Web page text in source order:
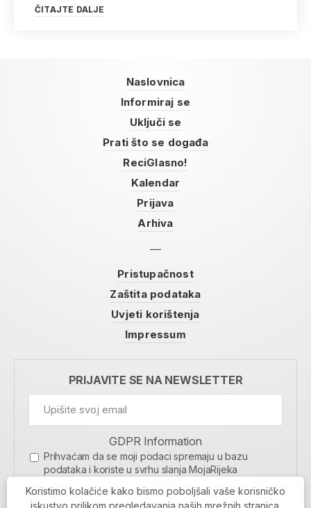
ČITAJTE DALJE
Naslovnica
Informiraj se
Uključi se
Prati što se događa
ReciGlasno!
Kalendar
Prijava
Arhiva
Pristupačnost
Zaštita podataka
Uvjeti korištenja
Impressum
PRIJAVITE SE NA NEWSLETTER
GDPR Information
Prihvaćam da se moji podaci spremaju u bazu
podataka i koriste u svrhu slanja MojaRijeka
MOJARIJEKA NEWSLETTER
Koristimo kolačiće kako bismo poboljšali vaše korisničko
iskustvo prilikom pregledavanja naših mrežnih stranica.